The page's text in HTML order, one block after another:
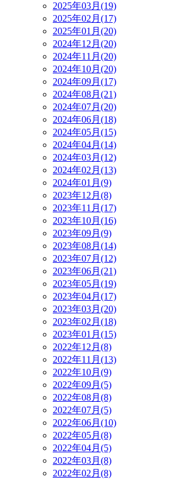
2025年03月(19)
2025年02月(17)
2025年01月(20)
2024年12月(20)
2024年11月(20)
2024年10月(20)
2024年09月(17)
2024年08月(21)
2024年07月(20)
2024年06月(18)
2024年05月(15)
2024年04月(14)
2024年03月(12)
2024年02月(13)
2024年01月(9)
2023年12月(8)
2023年11月(17)
2023年10月(16)
2023年09月(9)
2023年08月(14)
2023年07月(12)
2023年06月(21)
2023年05月(19)
2023年04月(17)
2023年03月(20)
2023年02月(18)
2023年01月(15)
2022年12月(8)
2022年11月(13)
2022年10月(9)
2022年09月(5)
2022年08月(8)
2022年07月(5)
2022年06月(10)
2022年05月(8)
2022年04月(5)
2022年03月(8)
2022年02月(8)